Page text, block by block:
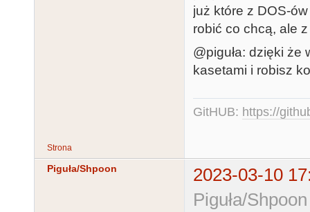
już które z DOS-
robić co chcą, ale
@piguła: dzięki że
kasetami i robisz
GitHUB: https://
Strona
Piguła/Shpoon
2023-03-10
Piguła/